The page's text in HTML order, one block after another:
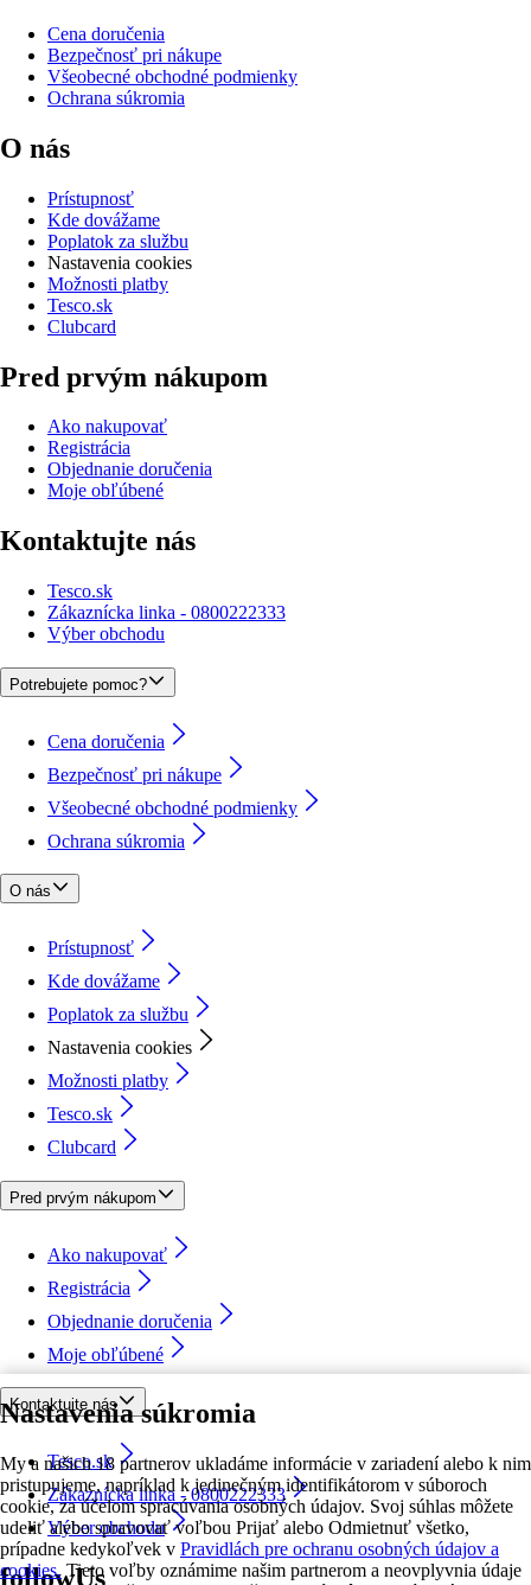
Nastavenia súkromia
My a našich 18 partnerov ukladáme informácie v zariadení alebo k nim
pristupujeme, napríklad k jedinečným identifikátorom v súboroch
cookie, za účelom spracúvania osobných údajov. Svoj súhlas môžete
udeliť alebo spravovať voľbou Prijať alebo Odmietnuť všetko,
prípadne kedykoľvek v Pravidlách pre ochranu osobných údajov a
cookies. Tieto voľby oznámime našim partnerom a neovplyvnia údaje
Cena doručenia
Bezpečnosť pri nákupe
Všeobecné obchodné podmienky
Ochrana súkromia
O nás
Prístupnosť
Kde dovážame
Poplatok za službu
Nastavenia cookies
Možnosti platby
Tesco.sk
Clubcard
Pred prvým nákupom
Ako nakupovať
Registrácia
Objednanie doručenia
Moje obľúbené
Kontaktujte nás
Tesco.sk
Zákaznícka linka - 0800222333
Výber obchodu
Potrebujete pomoc?
Cena doručenia
Bezpečnosť pri nákupe
Všeobecné obchodné podmienky
Ochrana súkromia
O nás
Prístupnosť
Kde dovážame
Poplatok za službu
Nastavenia cookies
Možnosti platby
Tesco.sk
Clubcard
Pred prvým nákupom
Ako nakupovať
Registrácia
Objednanie doručenia
Moje obľúbené
Kontaktujte nás
Tesco.sk
Zákaznícka linka - 0800222333
Výber obchodu
followUs